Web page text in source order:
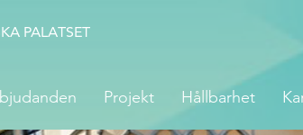
PALATSET
Projekt Hållbarhet